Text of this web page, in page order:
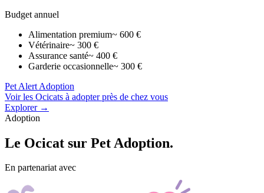
Budget annuel
Alimentation premium~ 600 €
Vétérinaire~ 300 €
Assurance santé~ 400 €
Garderie occasionnelle~ 300 €
Pet Alert Adoption
Voir les Ocicats à adopter près de chez vous
Explorer →
Adoption
Le Ocicat sur Pet Adoption.
En partenariat avec